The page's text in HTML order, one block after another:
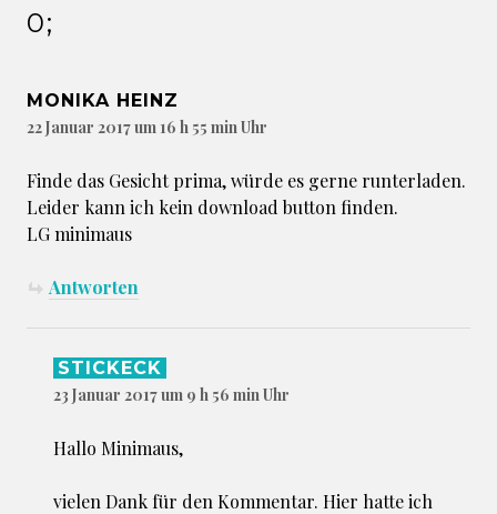
0;
MONIKA HEINZ
22 Januar 2017 um 16 h 55 min Uhr
Finde das Gesicht prima, würde es gerne runterladen.
Leider kann ich kein download button finden.
LG minimaus
Antworten
STICKECK
23 Januar 2017 um 9 h 56 min Uhr
Hallo Minimaus,
vielen Dank für den Kommentar. Hier hatte ich